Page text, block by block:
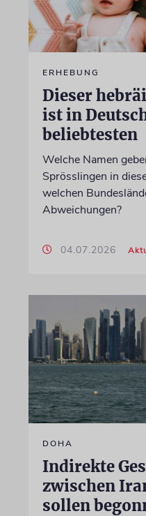
ERHEBUNG
Dieser
ist in
beliebtesten
Welche Namen
Sprösslingen in
welchen
Abweichungen?
04.07.2026
DOHA
Indirekte
zwischen
sollen